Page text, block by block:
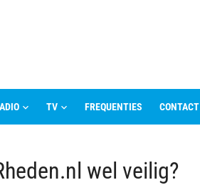
TV FREQUENTIES CONTACT
wel veilig?